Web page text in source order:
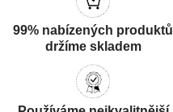
99% nabízených produktů
držíme skladem